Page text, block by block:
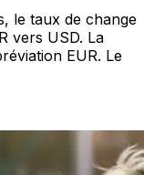
le taux de change
vers USD. La
EUR. Le